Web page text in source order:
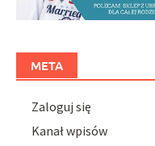
META
Zaloguj się
Kanał wpisów